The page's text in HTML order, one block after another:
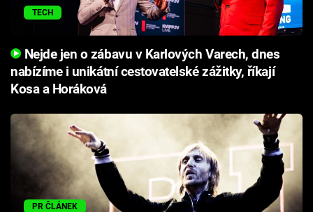
TECH
Nejde jen o zábavu v Karlových Varech, dnes
nabízíme i unikátní cestovatelské zážitky, říkají
Kosa a Horáková
PR ČLÁNEK